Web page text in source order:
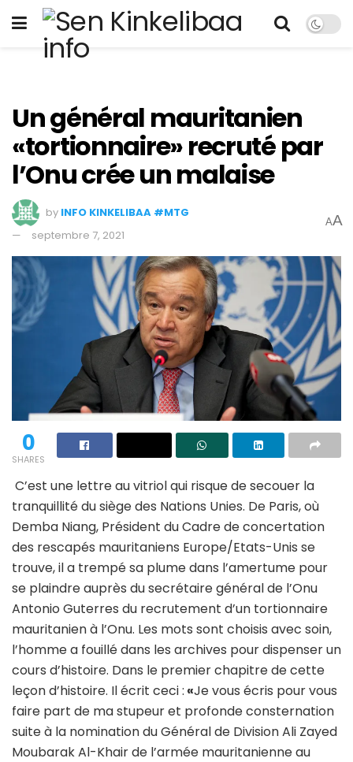
Un général mauritanien
«tortionnaire» recruté par
l’Onu crée un malaise
by INFO KINKELIBAA #MTG
septembre 7, 2021
AA
0
SHARES
C’est une lettre au vitriol qui risque de secouer la
tranquillité du siège des Nations Unies. De Paris, où
Demba Niang, Président du Cadre de concertation
des rescapés mauritaniens Europe/Etats-Unis se
trouve, il a trempé sa plume dans l’amertume pour
se plaindre auprès du secrétaire général de l’Onu
Antonio Guterres du recrutement d’un tortionnaire
mauritanien à l’Onu. Les mots sont choisis avec soin,
l’homme a fouillé dans les archives pour dispenser un
cours d’histoire. Dans le premier chapitre de cette
leçon d’histoire. Il écrit ceci : «Je vous écris pour vous
faire part de ma stupeur et profonde consternation
suite à la nomination du Général de Division Ali Zayed
Moubarak Al-Khair de l’armée mauritanienne au